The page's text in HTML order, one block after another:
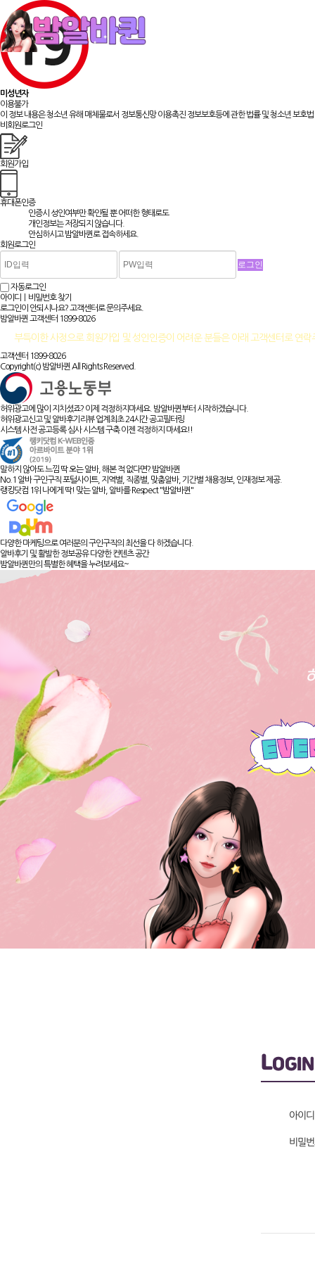
미성년자
이용불가
이 정보 내용은 청소년 유해 매체물로서 정보통신망 이용촉진 정보보호등에 관한 법률 및 청소년 보호
비회원로그인
회원가입
휴대폰인증
인증시 성인여부만 확인될 뿐어떠한 형태로도
개인정보는 저장되지 않습니다.
안심하시고 밤알바퀸로 접속하세요.
회원로그인
자동로그인
아이디ㅣ비밀번호 찾기
로그인이 안되시나요? 고객센터로 문의주세요.
밤알바퀸 고객센터 1899-8026
부득이한 사정으로 회원가입 및 성인인증이 어려운 분들은 아래 고객센터로 연락
고객센터 1899-8026
Copyright(c) 밤알바퀸 All Rights Reserved.
허위광고에 많이 지치셨죠? 이제 걱정하지마세요. 밤알바퀸부터 시작하겠습니다.
허위광고신고 및 알바후기리뷰 업계최초 24시간 공고필터링
시스템 사전 공고등록 심사 시스템 구축 이젠 걱정하지 마세요!!
말하지 않아도 느낌 딱 오는 알바, 해본 적 없다면? 밤알바퀸
No.1 알바 구인구직 포털사이트, 지역별, 직종별, 맞춤알바, 기간별 채용정보, 인재정보 제공.
랭킹닷컴 1위 나에게 딱! 맞는 알바, 알바를 Respect "밤알바퀸"
다양한 마케팅으로 여러분의 구인구직의 최선을 다 하겠습니다.
알바후기 및 활발한 정보공유 다양한 컨텐츠 공간
밤알바퀸만의 특별한 혜택을 누려보세요~
LOGIN
아이디
비밀